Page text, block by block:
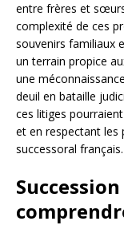
entre frères et
complexité de ces
souvenirs familiaux
un terrain propice
une
deuil en bataille
ces litiges
et en respectant les
successoral français.